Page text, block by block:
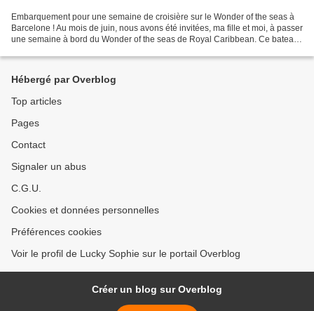
Embarquement pour une semaine de croisière sur le Wonder of the seas à
Barcelone ! Au mois de juin, nous avons été invitées, ma fille et moi, à passer
une semaine à bord du Wonder of the seas de Royal Caribbean. Ce bateau
Hébergé par Overblog
Top articles
Pages
Contact
Signaler un abus
C.G.U.
Cookies et données personnelles
Préférences cookies
Voir le profil de Lucky Sophie sur le portail Overblog
Créer un blog sur Overblog